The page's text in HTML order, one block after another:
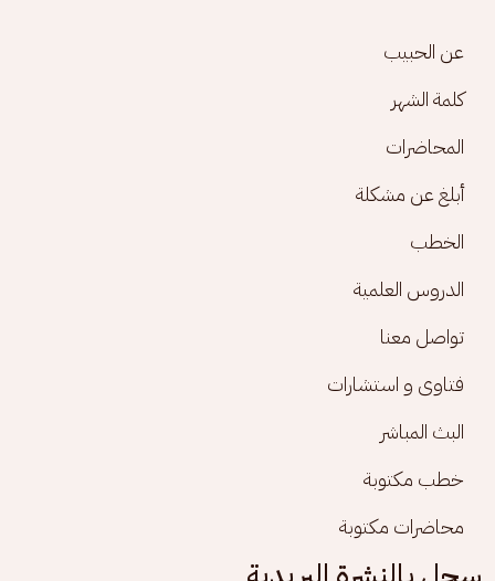
Footer menu
عن الحبيب
كلمة الشهر
المحاضرات
أبلغ عن مشكلة
الخطب
الدروس العلمية
تواصل معنا
فتاوى و استشارات
البث المباشر
خطب مكتوبة
محاضرات مكتوبة